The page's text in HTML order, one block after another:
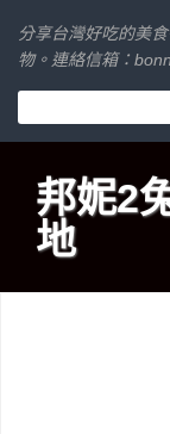
分享台灣好吃的美
物。連絡信箱：
邦妮2
地